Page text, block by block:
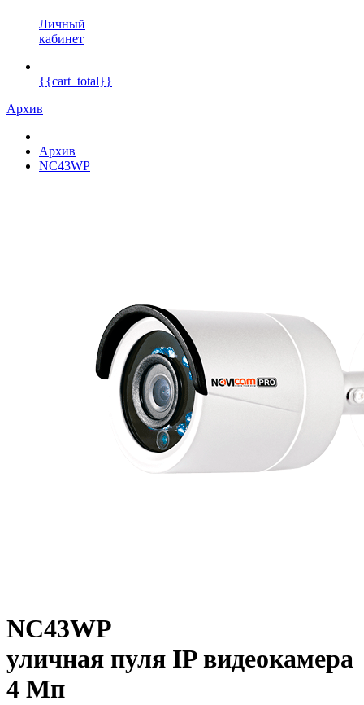
Личный
кабинет
{{cart_total}}
Архив
Архив
NC43WP
NC43WP
уличная пуля IP видеокамера
4 Мп